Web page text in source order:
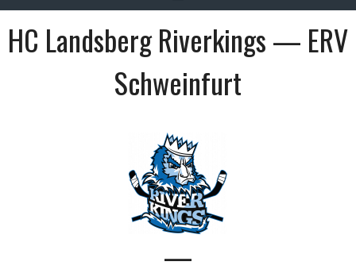
HC Landsberg Riverkings — ERV
Schweinfurt
—